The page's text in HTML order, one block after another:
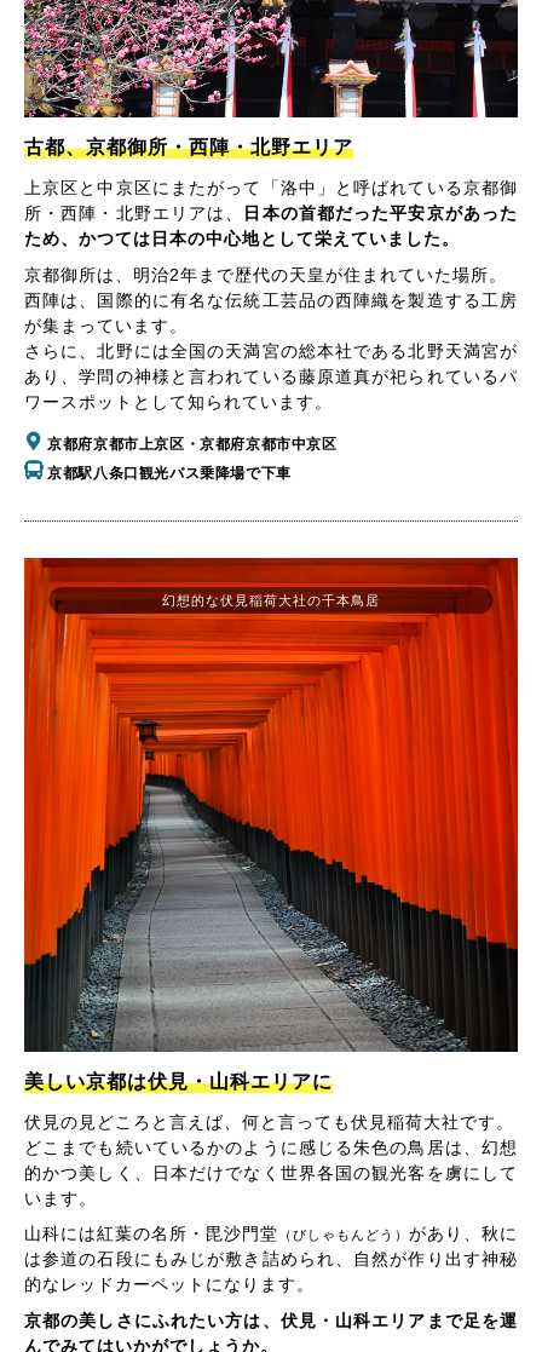
古都、京都御所・西陣・北野エリア
上京区と中京区にまたがって「洛中」と呼ばれている京都御
所・西陣・北野エリアは、
日本の首都だった平安京があった
ため、かつては日本の中心地として栄えていました。
京都御所は、明治2年まで歴代の天皇が住まれていた場所。
西陣は、国際的に有名な伝統工芸品の西陣織を製造する工房
が集まっています。
さらに、北野には全国の天満宮の総本社である北野天満宮が
あり、学問の神様と言われている藤原道真が祀られているパ
ワースポットとして知られています。
京都府京都市上京区・京都府京都市中京区
京都駅八条口観光バス乗降場で下車
美しい京都は伏見・山科エリアに
伏見の見どころと言えば、何と言っても伏見稲荷大社です。
どこまでも続いているかのように感じる朱色の鳥居は、幻想
的かつ美しく、日本だけでなく世界各国の観光客を虜にして
います。
山科には紅葉の名所・毘沙門堂 （びしゃもんどう） があり、秋に
は参道の石段にもみじが敷き詰められ、自然が作り出す神秘
的なレッドカーペットになります。
京都の美しさにふれたい方は、伏見・山科エリアまで足を運
んでみてはいかがでしょうか。
幻想的な伏見稲荷大社の千本鳥居